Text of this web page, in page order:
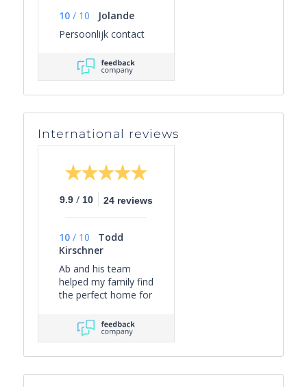
10 / 10
Jolande
Persoonlijk contact
International reviews
9.9 / 10 24 reviews
10 / 10
Todd
Kirschner
Ab and his team
helped my family find
the perfect home for
responsive to our
needs and curated
properties for
efficient viewing.